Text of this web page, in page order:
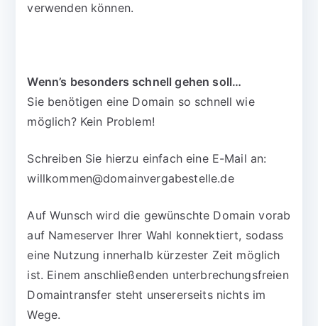
verwenden können.
Wenn’s besonders schnell gehen soll…
Sie benötigen eine Domain so schnell wie
möglich? Kein Problem!
Schreiben Sie hierzu einfach eine E-Mail an:
willkommen@domainvergabestelle.de
Auf Wunsch wird die gewünschte Domain vorab
auf Nameserver Ihrer Wahl konnektiert, sodass
eine Nutzung innerhalb kürzester Zeit möglich
ist. Einem anschließenden unterbrechungsfreien
Domaintransfer steht unsererseits nichts im
Wege.